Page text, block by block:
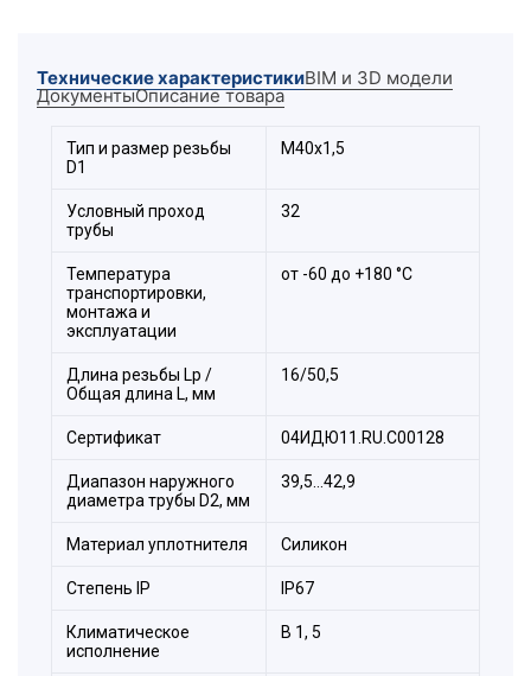
спиртам, фреонам, антифризам, растворам
солей. Возможна эксплуатация в солёной
Расшифровка обозначения
элемента:
Состав комплекта:
Технические характеристикиBIM и 3D модели
ДокументыОписание товара
Тип и размер резьбы
D1
М40х1,5
Условный проход
трубы
32
Температура
транспортировки,
монтажа и
эксплуатации
от -60 до +180 °С
Длина резьбы Lp /
Общая длина L, мм
16/50,5
Сертификат 04ИДЮ11.RU.С00128
Диапазон наружного
диаметра трубы D2, мм
39,5…42,9
Материал уплотнителя Силикон
Стeпень IP IP67
Климатическое
исполнение
B 1, 5